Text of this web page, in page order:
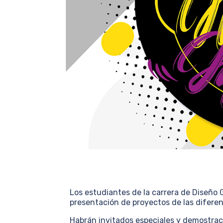
Los estudiantes de la carrera de Diseño
presentación de proyectos de las
Habrán invitados especiales y